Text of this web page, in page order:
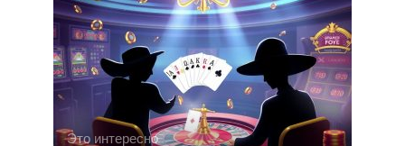
Это интересно